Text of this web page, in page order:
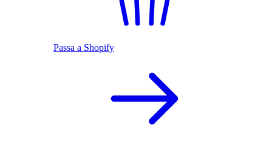
Passa a Shopify